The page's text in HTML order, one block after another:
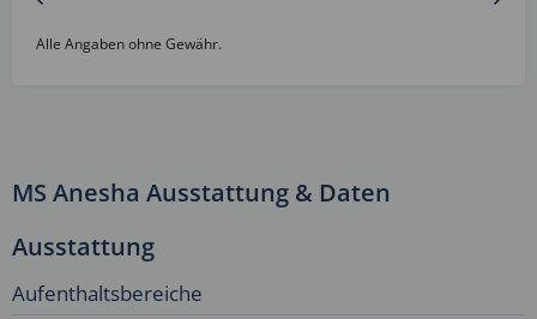
Alle Angaben ohne Gewähr.
MS Anesha Ausstattung & Daten
Ausstattung
Aufenthaltsbereiche